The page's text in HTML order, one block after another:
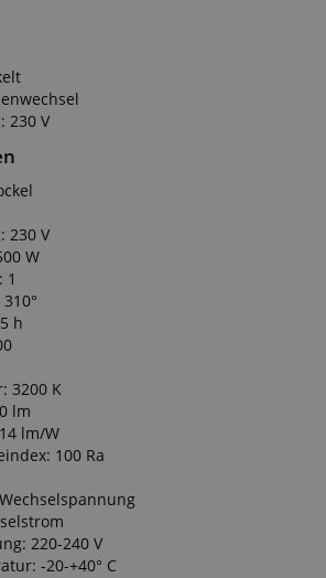
230 V
230 V
W
1
h
3200 K
lm
lm/W
100 Ra
220-240 V
-20-+40° C